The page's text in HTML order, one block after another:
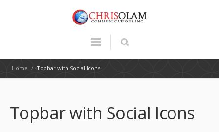
Home / Topbar with Social Icons
Topbar with Social Icons